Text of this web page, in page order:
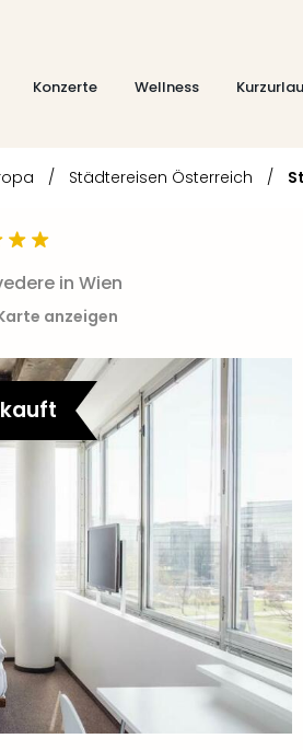
Konzerte Wellness
/ Städtereisen Österreich /
in Wien
anzeigen